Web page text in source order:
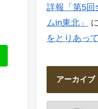
詳報「第5回
ムin東北」
に
をとりあっ
アーカイブ